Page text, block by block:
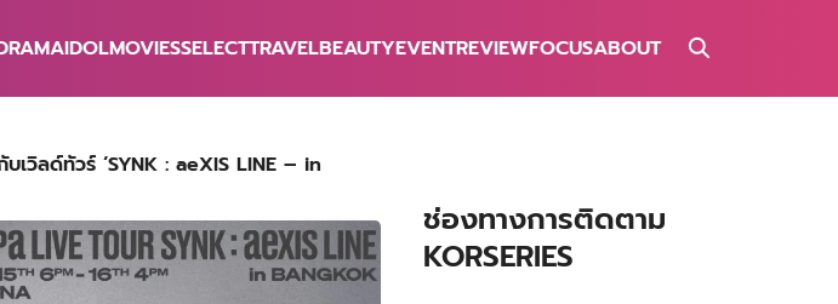
IDOLMOVIESSELECTTRAVELBEAUTYEVENTREVIEWFOCUSABOUT
วิลด์ทัวร์ ‘SYNK : aeXIS LINE – in
ช่องทางการติดตาม
KORSERIES